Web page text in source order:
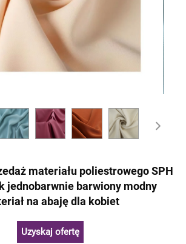
materiału poliestrowego SPH
jednobarwnie barwiony modny
na abaję dla kobiet
Uzyskaj ofertę